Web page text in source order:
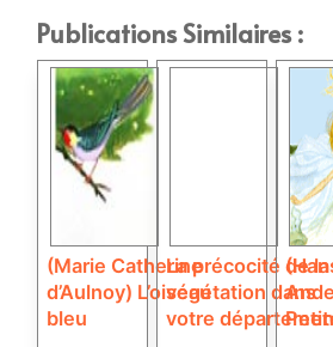
Publications Similaires :
(Marie Catherine
d’Aulnoy) L’oiseau
bleu
La précocité de la
végétation dans
votre